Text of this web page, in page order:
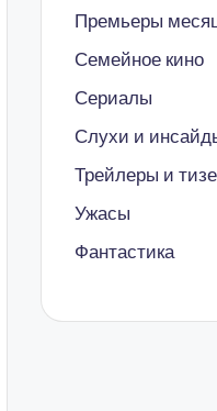
Премьеры
Семейное кино
Сериалы
Слухи и
Трейлеры и
Ужасы
Фантастика